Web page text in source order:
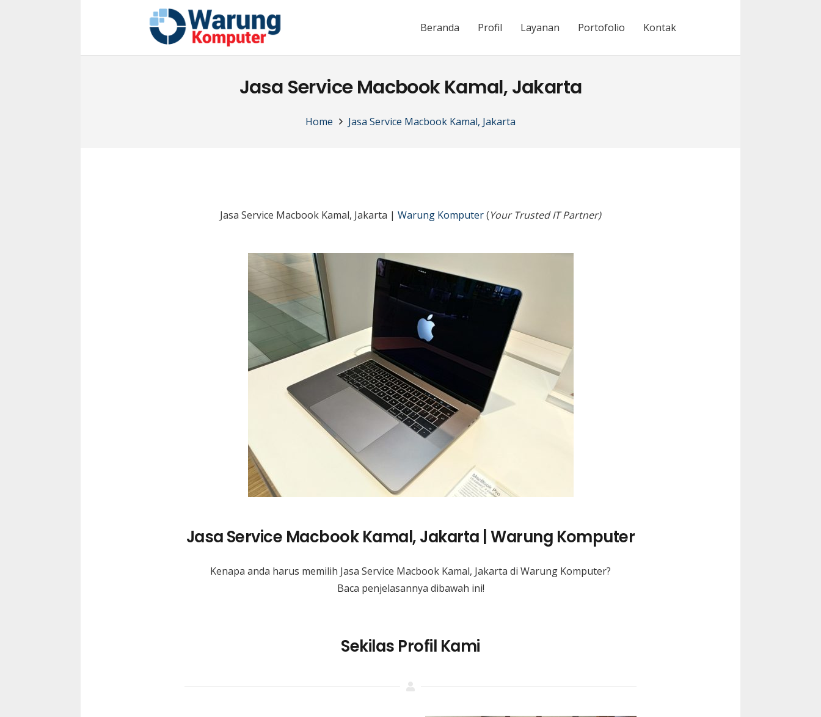
Beranda Profil Layanan Portofolio Kontak
Jasa Service Macbook Kamal, Jakarta
Home Jasa Service Macbook Kamal, Jakarta
Jasa Service Macbook Kamal, Jakarta | Warung Komputer(Your Trusted IT Partner)
Jasa Service Macbook Kamal, Jakarta | Warung Komputer
Kenapa anda harus memilih Jasa Service Macbook Kamal, Jakarta di Warung Komputer?
Baca penjelasannya dibawah ini!
Sekilas Profil Kami